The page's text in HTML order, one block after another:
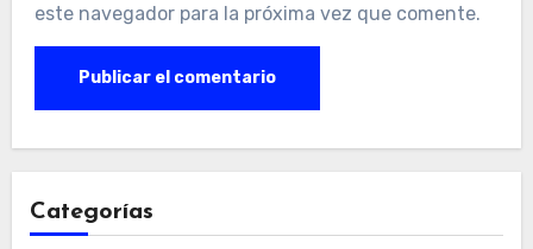
este navegador para la próxima vez que comente.
Categorías